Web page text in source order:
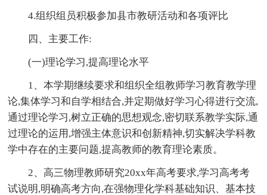
4.组织组员积极参加县市教研活动和各项评比
四、主要工作:
(一)理论学习,提高理论水平
1、本学期继续要求和组织全组教师学习教育教学理
论,集体学习和自学相结合,并定期做好学习心得进行交流,
通过理论学习,树立正确的思想观念,密切联系教学实际,通
过理论的运用,增强主体意识和创新精神,切实解决学科教
学中存在的主要问题,提高教师的教育理论素质。
2、高三物理教师研究20xx年高考要求,学习高考考
试说明,明确高考方向,在强物理化学科基础知识、基本技